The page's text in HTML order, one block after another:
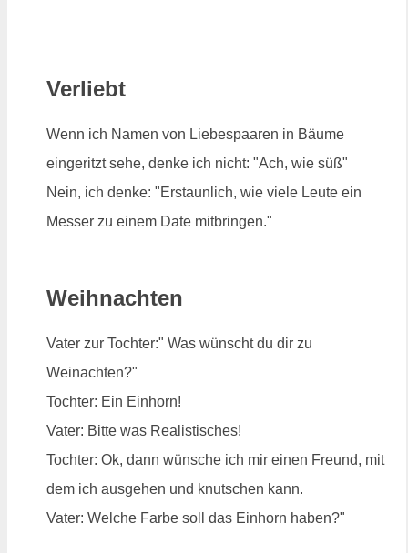
Verliebt
Wenn ich Namen von Liebespaaren in Bäume
eingeritzt sehe, denke ich nicht: "Ach, wie süß"
Nein, ich denke: "Erstaunlich, wie viele Leute ein
Messer zu einem Date mitbringen."
Weihnachten
Vater zur Tochter:" Was wünscht du dir zu
Weinachten?"
Tochter: Ein Einhorn!
Vater: Bitte was Realistisches!
Tochter: Ok, dann wünsche ich mir einen Freund, mit
dem ich ausgehen und knutschen kann.
Vater: Welche Farbe soll das Einhorn haben?"